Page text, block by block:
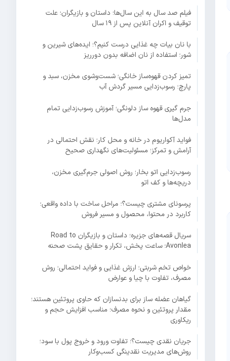
فیلم صد سال به این سال‌ها؛ داستان و بازیگران؛ علت
توقیف و اکران آنلاین پس از ۱۹ سال
با نان بیات چه غذایی درست کنیم؟؛ ایده‌های شیرین و
شور؛ استفاده از نان اضافه بدون دورریز
تمیز کردن قهوه‌ساز خانگی؛ شست‌وشوی مخزن، سبد و
پارچ؛ رسوب‌زدایی مسیر گردش آب
جرم گیری قهوه ساز دلونگی؛ آموزش رسوب‌زدایی تمام
مدل‌ها
فواید آکواریوم در خانه و محل کار؛ نقش احتمالی در
آرامش و تمرکز؛ مسئولیت‌های نگهداری صحیح
رسوب‌زدایی اتو بخار؛ روش اصولی جرم‌گیری مخزن،
دریچه‌ها و کف اتو
پرسونای مشتری چیست؟؛ مراحل ساخت با داده واقعی؛
کاربرد در محتوا، محصول و مسیر فروش
سریال قصه‌های جزیره؛ داستان و بازیگران Road to
Avonlea؛ ساعت پخش، تکرار و حقایق پشت صحنه
خواص تخم شربتی؛ ارزش غذایی و فواید احتمالی؛ روش
مصرف، تفاوت با چیا و عوارض
گیاهان عضله ساز برای بدنسازان که حاوی پروتئین هستند؛
مقدار پروتئین و نحوه مصرف؛ مناسب افزایش حجم و
ریکاوری
جریان نقدی چیست؟؛ تفاوت ورود و خروج پول با سود؛
روش‌های مدیریت نقدینگی کسب‌وکار